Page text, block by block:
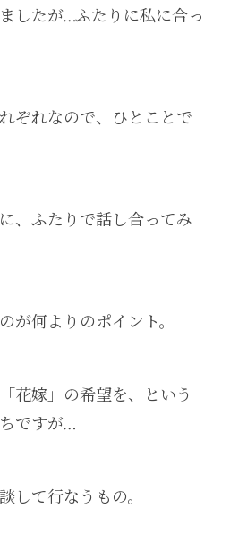
したが…ふたりに私に合っ
ぞれなので、ひとことで
、ふたりで話し合ってみ
が何よりのポイント。
花嫁」の希望を、という
ですが…
して行なうもの。